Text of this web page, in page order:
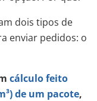
dois tipos de
enviar pedidos: o
cálculo feito
de um pacote,